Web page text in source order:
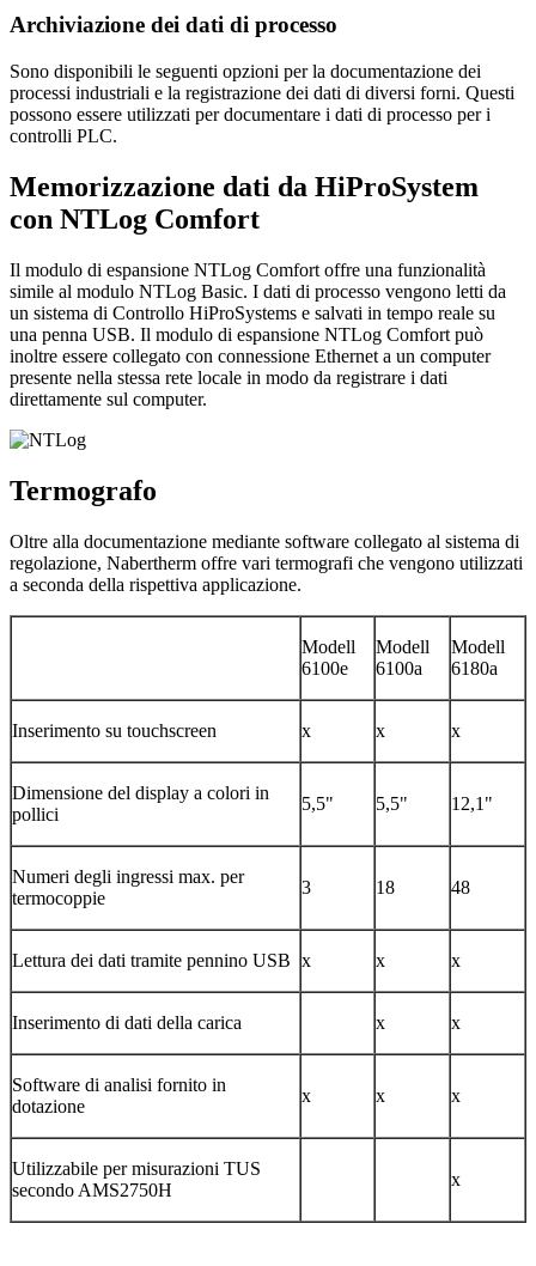
Archiviazione dei dati di processo
Sono disponibili le seguenti opzioni per la documentazione dei
processi industriali e la registrazione dei dati di diversi forni. Questi
possono essere utilizzati per documentare i dati di processo per i
controlli PLC.
Memorizzazione dati da HiProSystem
con NTLog Comfort
Il modulo di espansione NTLog Comfort offre una funzionalità
simile al modulo NTLog Basic. I dati di processo vengono letti da
un sistema di Controllo HiProSystems e salvati in tempo reale su
una penna USB. Il modulo di espansione NTLog Comfort può
inoltre essere collegato con connessione Ethernet a un computer
presente nella stessa rete locale in modo da registrare i dati
direttamente sul computer.
Termografo
Oltre alla documentazione mediante software collegato al sistema di
regolazione, Nabertherm offre vari termografi che vengono utilizzati
a seconda della rispettiva applicazione.
Modell
6100e
Modell
6100a
Modell
6180a
Inserimento su touchscreen x x x
Dimensione del display a colori in
pollici
5,5" 5,5" 12,1"
Numeri degli ingressi max. per
termocoppie
3 18 48
Lettura dei dati tramite pennino USB x x x
Inserimento di dati della carica x x
Software di analisi fornito in
dotazione
x x x
Utilizzabile per misurazioni TUS
secondo AMS2750H
x